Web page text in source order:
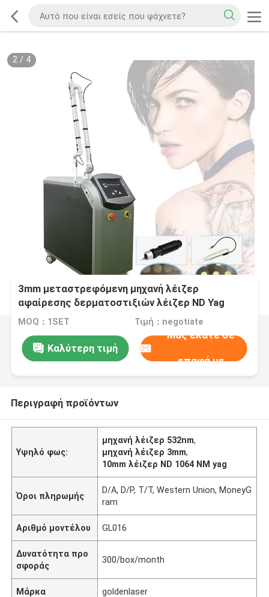
2/ 4
3mm μεταστρεφόμενη μηχανή λέιζερ
αφαίρεσης δερματοστιξιών λέιζερ ND Yag
1064 NM το Q
MOQ：1SET Τιμή：negotiate
Καλύτερη τιμή
Μας ελάτε σε
επαφή με
Περιγραφή προϊόντων
Υψηλό φως:
μηχανή λέιζερ 532nm,
μηχανή λέιζερ 3mm,
10mm λέιζερ ND 1064 NM yag
Όροι πληρωμής
D/A, D/P, T/T, Western Union, MoneyG
ram
Αριθμό μοντέλου GL016
Δυνατότητα προ
σφοράς
300/box/month
Μάρκα goldenlaser